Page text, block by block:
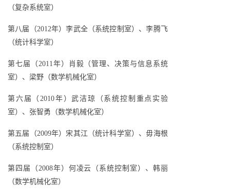
（复杂系统室）
第八届（2012年）李武全（系统控制室）、李腾飞
（统计科学室）
第七届（2011年）肖毅（管理、决策与信息系统
室）、梁野（数学机械化室）
第六届（2010年）武洁琼（系统控制重点实验
室）、张智勇（数学机械化室）
第五届（2009年）宋其江（统计科学室）、毋海根
（系统控制室）
第四届（2008年）何凌云（系统控制室）、韩丽
（数学机械化室）